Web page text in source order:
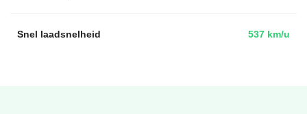
Snel laadsnelheid 537 km/u